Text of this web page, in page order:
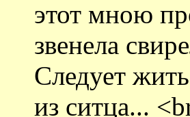
этот мною
звенела
Следует
из ситца...